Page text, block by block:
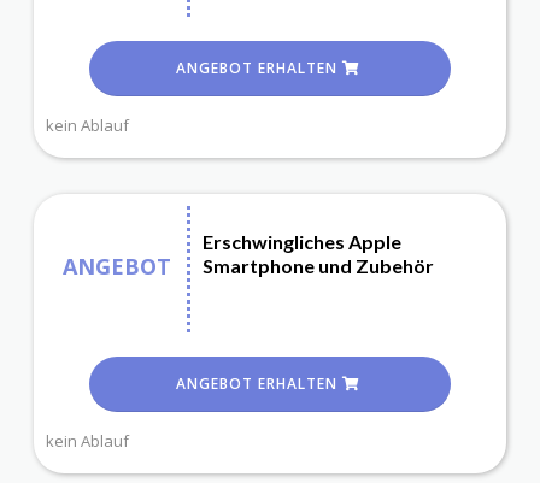
ANGEBOT ERHALTEN
kein Ablauf
ANGEBOT
Erschwingliches Apple
Smartphone und Zubehör
ANGEBOT ERHALTEN
kein Ablauf